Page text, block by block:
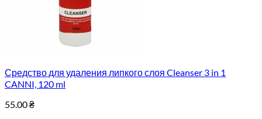
Средство для удаления липкого слоя Cleanser 3 in 1
CANNI, 120 ml
55.00₴